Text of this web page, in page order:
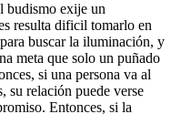
budismo exije un
resulta dificil tomarlo en
buscar la iluminación, y
meta que solo un puñado
si una persona va al
su relación puede verse
Entonces, si la